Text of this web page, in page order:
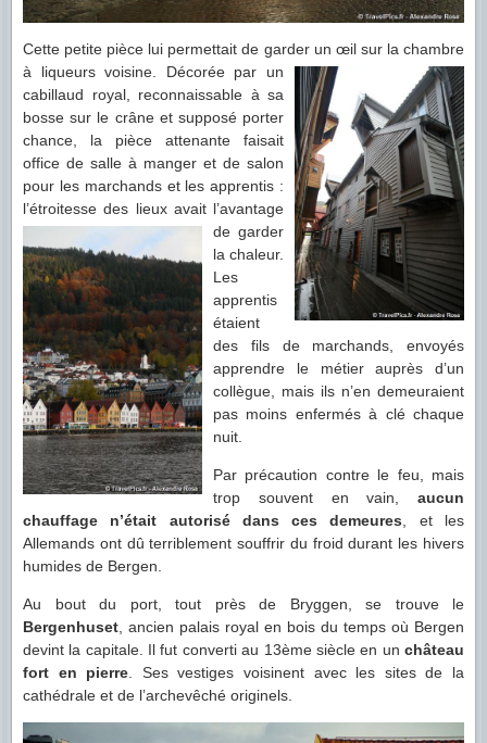
Cette petite pièce lui permettait de garder un œil sur la chambre
à liqueurs voisine. Décorée par un
cabillaud royal, reconnaissable à sa
bosse sur le crâne et supposé porter
chance, la pièce attenante faisait
office de salle à manger et de salon
pour les marchands et les apprentis :
l’étroitesse des lieux avait l’avantage
de garder
la chaleur.
Les
apprentis
étaient
des fils de marchands, envoyés
apprendre le métier auprès d’un
collègue, mais ils n’en demeuraient
pas moins enfermés à clé chaque
nuit.
Par précaution contre le feu, mais
trop souvent en vain, aucun
chauffage n’était autorisé dans ces demeures , et les
Allemands ont dû terriblement souffrir du froid durant les hivers
humides de Bergen.
Au bout du port, tout près de Bryggen, se trouve le
Bergenhuset , ancien palais royal en bois du temps où Bergen
devint la capitale. Il fut converti au 13ème siècle en un château
fort en pierre . Ses vestiges voisinent avec les sites de la
cathédrale et de l’archevêché originels.